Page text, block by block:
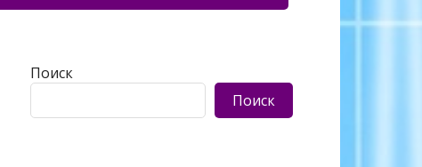
Поиск
Поиск